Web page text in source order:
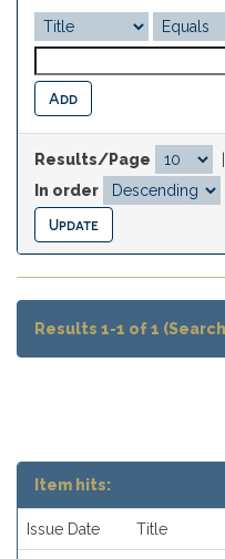
Results/Page
In order
Results 1-1 of 1
Item hits:
Issue Date Title